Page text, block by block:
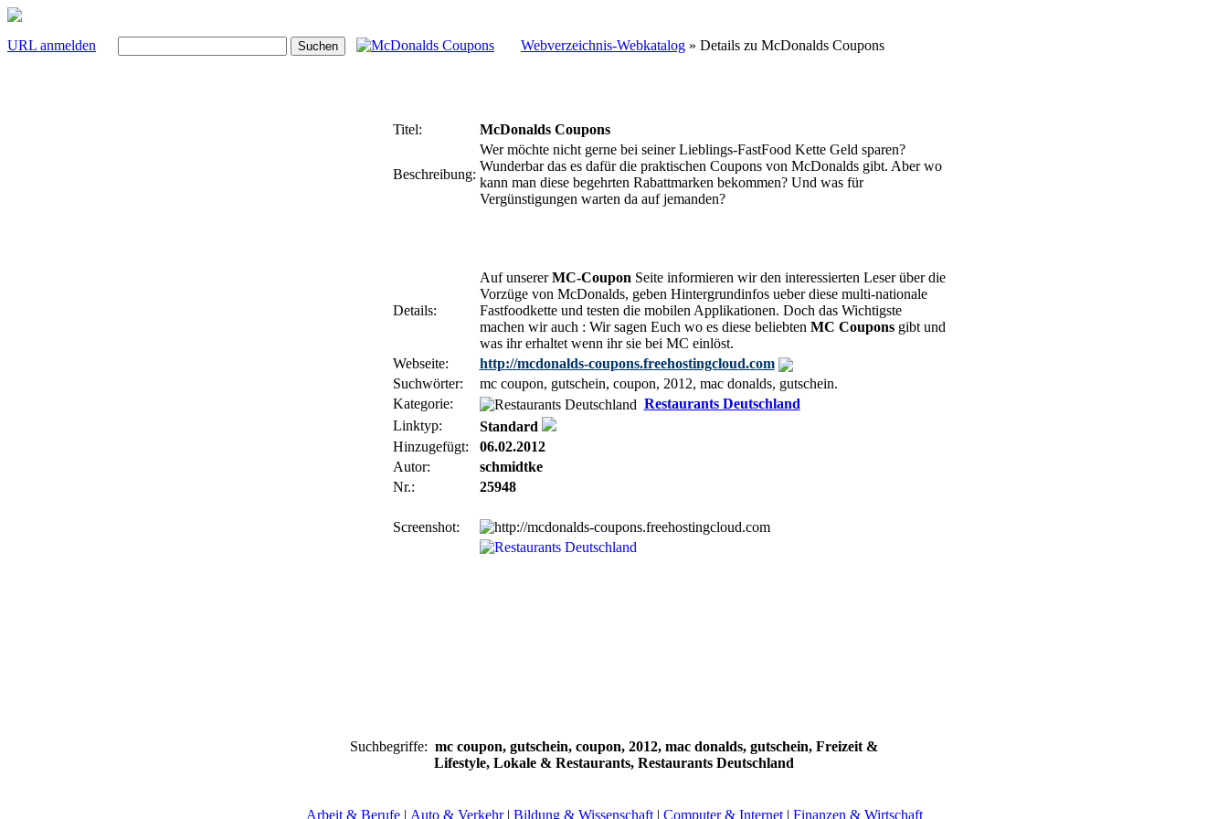
URL anmelden Webverzeichnis-Webkatalog » Details zu McDonalds Coupons
Titel: McDonalds Coupons
Beschreibung:
Wer möchte nicht gerne bei seiner Lieblings-FastFood Kette Geld sparen?
Wunderbar das es dafür die praktischen Coupons von McDonalds gibt. Aber wo
kann man diese begehrten Rabattmarken bekommen? Und was für
Vergünstigungen warten da auf jemanden?
Details:
Auf unsererMC-Coupon Seite informieren wir den interessierten Leser über die
Vorzüge von McDonalds, geben Hintergrundinfos ueber diese multi-nationale
Fastfoodkette und testen die mobilen Applikationen. Doch das Wichtigste
machen wir auch : Wir sagen Euch wo es diese beliebten MC Couponsgibt und
was ihr erhaltet wenn ihr sie bei MC einlöst.
Webseite:
http://mcdonalds-coupons.freehostingcloud.com
Suchwörter:
mc coupon, gutschein, coupon, 2012, mac donalds, gutschein.
Kategorie:
Restaurants Deutschland
Linktyp:
Standard
Hinzugefügt:
06.02.2012
Autor:
schmidtke
Nr.:
25948
Screenshot:
Suchbegriffe: mc coupon, gutschein, coupon, 2012, mac donalds, gutschein, Freizeit &
Lifestyle, Lokale & Restaurants, Restaurants Deutschland
Arbeit & Berufe| Auto & Verkehr| Bildung & Wissenschaft| Computer & Internet| Finanzen & Wirtschaft